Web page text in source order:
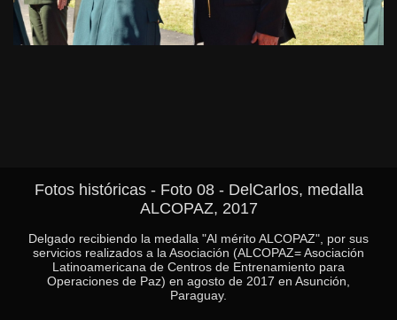
Fotos históricas - Foto 08 - DelCarlos, medalla
ALCOPAZ, 2017
Delgado recibiendo la medalla "Al mérito ALCOPAZ", por sus
servicios realizados a la Asociación (ALCOPAZ= Asociación
Latinoamericana de Centros de Entrenamiento para
Operaciones de Paz) en agosto de 2017 en Asunción,
Paraguay.